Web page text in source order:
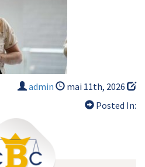
admin
mai 11th, 2026
Posted In: